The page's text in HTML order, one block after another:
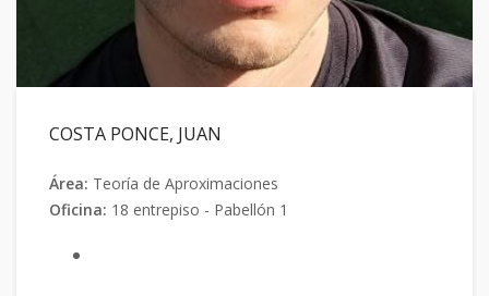
COSTA PONCE, JUAN
Área: Teoría de Aproximaciones
Oficina: 18 entrepiso - Pabellón 1